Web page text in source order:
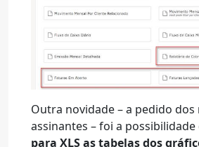
Outra novidade – a pedido dos
assinantes – foi a possibilidade
para XLS as tabelas dos